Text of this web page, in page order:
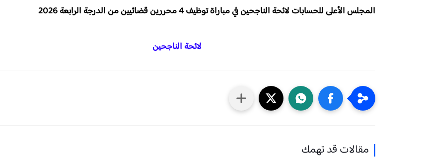
المجلس الأعلى للحسابات لائحة الناجحين في مباراة توظيف 4 محررين قضائيين من الدرجة الرابعة 2026
لائحة الناجحين
مقالات قد تهمك